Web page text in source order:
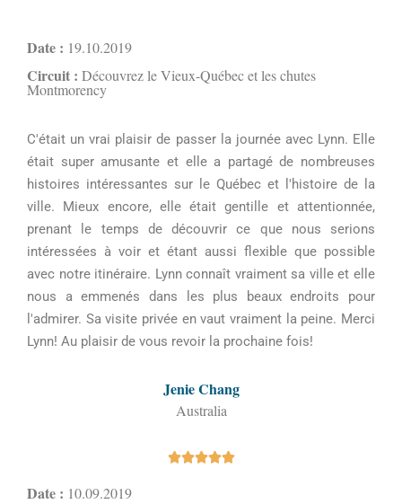
Date : 19.10.2019
Circuit : Découvrez le Vieux-Québec et les chutes
Montmorency
C'était un vrai plaisir de passer la journée avec Lynn. Elle
était super amusante et elle a partagé de nombreuses
histoires intéressantes sur le Québec et l'histoire de la
ville. Mieux encore, elle était gentille et attentionnée,
prenant le temps de découvrir ce que nous serions
intéressées à voir et étant aussi flexible que possible
avec notre itinéraire. Lynn connaît vraiment sa ville et elle
nous a emmenés dans les plus beaux endroits pour
l'admirer. Sa visite privée en vaut vraiment la peine. Merci
Lynn! Au plaisir de vous revoir la prochaine fois!
Jenie Chang
Australia

Date : 10.09.2019